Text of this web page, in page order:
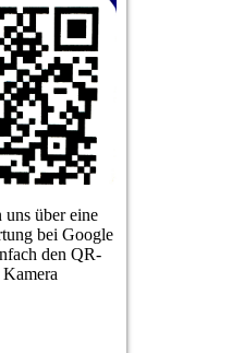
über eine
bei Google
den QR-